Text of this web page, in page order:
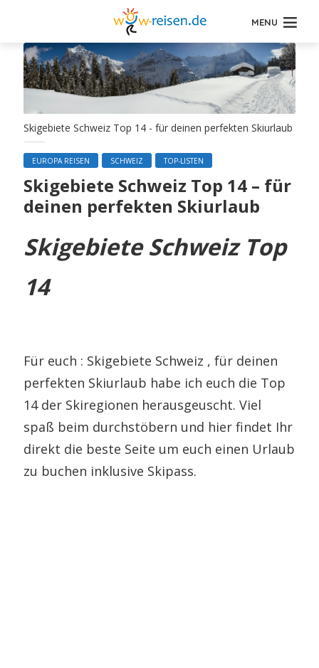
MENU
Skigebiete Schweiz Top 14 - für deinen perfekten Skiurlaub
EUROPA REISEN SCHWEIZ TOP-LISTEN
Skigebiete Schweiz Top 14 – für
deinen perfekten Skiurlaub
Skigebiete Schweiz Top
14
Für euch : Skigebiete Schweiz , für deinen
perfekten Skiurlaub habe ich euch die Top
14 der Skiregionen herausgeuscht. Viel
spaß beim durchstöbern und hier findet Ihr
direkt die beste Seite um euch einen Urlaub
zu buchen inklusive Skipass.